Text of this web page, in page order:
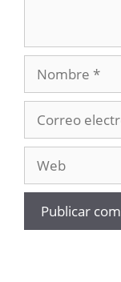
Nombre
electrónico